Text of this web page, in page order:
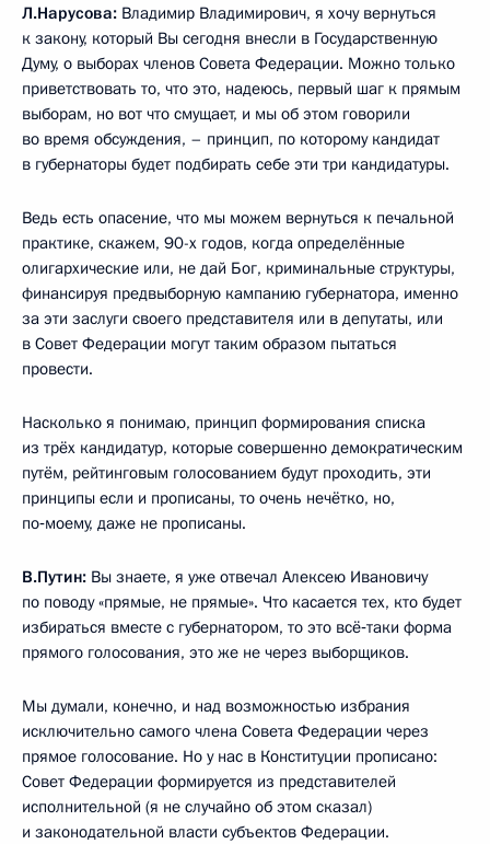
Л.Нарусова: Владимир Владимирович, я хочу вернуться
к закону, который Вы сегодня внесли в Государственную
Думу, о выборах членов Совета Федерации. Можно только
приветствовать то, что это, надеюсь, первый шаг к прямым
выборам, но вот что смущает, и мы об этом говорили
во время обсуждения, – принцип, по которому кандидат
в губернаторы будет подбирать себе эти три кандидатуры.
Ведь есть опасение, что мы можем вернуться к печальной
практике, скажем, 90-х годов, когда определённые
олигархические или, не дай Бог, криминальные структуры,
финансируя предвыборную кампанию губернатора, именно
за эти заслуги своего представителя или в депутаты, или
в Совет Федерации могут таким образом пытаться
провести.
Насколько я понимаю, принцип формирования списка
из трёх кандидатур, которые совершенно демократическим
путём, рейтинговым голосованием будут проходить, эти
принципы если и прописаны, то очень нечётко, но,
по‑моему, даже не прописаны.
В.Путин: Вы знаете, я уже отвечал Алексею Ивановичу
по поводу «прямые, не прямые». Что касается тех, кто будет
избираться вместе с губернатором, то это всё‑таки форма
прямого голосования, это же не через выборщиков.
Мы думали, конечно, и над возможностью избрания
исключительно самого члена Совета Федерации через
прямое голосование. Но у нас в Конституции прописано:
Совет Федерации формируется из представителей
исполнительной (я не случайно об этом сказал)
и законодательной власти субъектов Федерации.